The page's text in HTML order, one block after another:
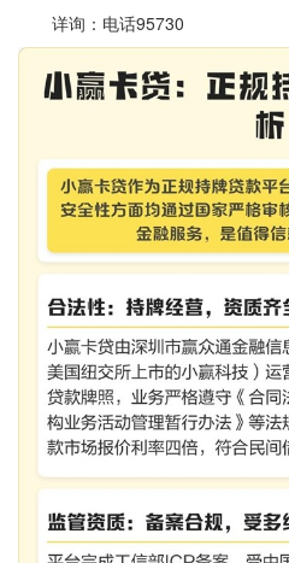
详询：电话95730